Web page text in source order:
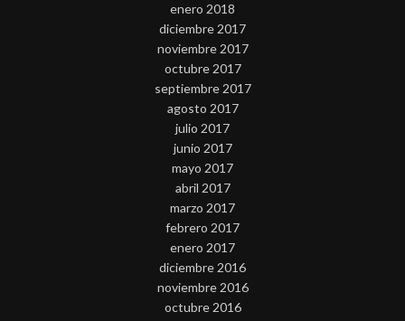
enero 2018
diciembre 2017
noviembre 2017
octubre 2017
septiembre 2017
agosto 2017
julio 2017
junio 2017
mayo 2017
abril 2017
marzo 2017
febrero 2017
enero 2017
diciembre 2016
noviembre 2016
octubre 2016